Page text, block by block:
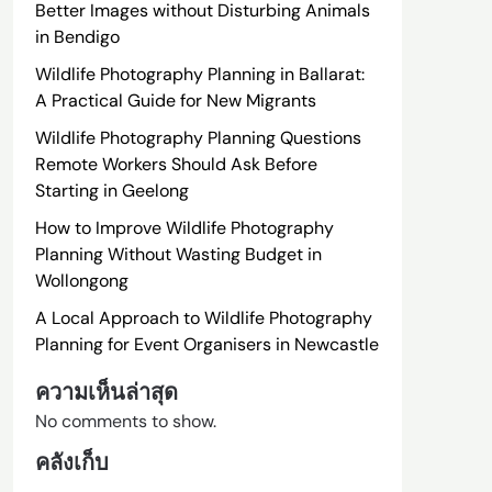
Better Images without Disturbing Animals
in Bendigo
Wildlife Photography Planning in Ballarat:
A Practical Guide for New Migrants
Wildlife Photography Planning Questions
Remote Workers Should Ask Before
Starting in Geelong
How to Improve Wildlife Photography
Planning Without Wasting Budget in
Wollongong
A Local Approach to Wildlife Photography
Planning for Event Organisers in Newcastle
ความเห็นล่าสุด
No comments to show.
คลังเก็บ